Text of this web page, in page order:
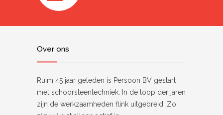
Over ons
Ruim 45 jaar geleden is Persoon BV gestart
met schoorsteentechniek. In de loop der jaren
zijn de werkzaamheden flink uitgebreid. Zo